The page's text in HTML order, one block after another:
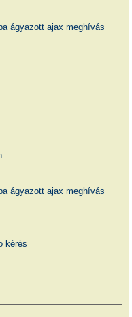
ágyazott ajax meghívás
ágyazott ajax meghívás
kérés